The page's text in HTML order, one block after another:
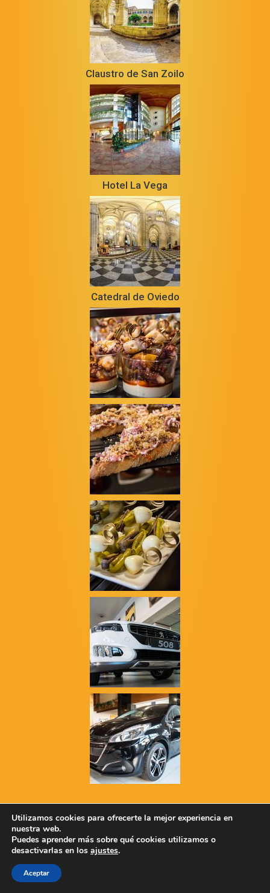
Claustro de San Zoilo
Hotel La Vega
Catedral de Oviedo
Utilizamos cookies para ofrecerte la mejor experiencia en
nuestra web.
Puedes aprender más sobre qué cookies utilizamos o
desactivarlas en los ajustes.
Aceptar